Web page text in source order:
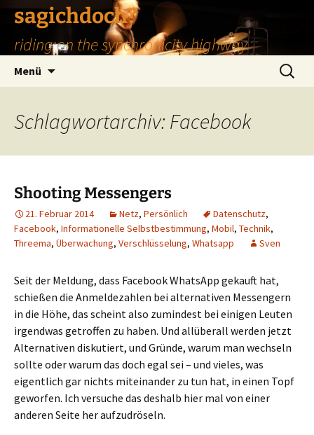
Zum
Inhalt
springen
sagichdoch?
riding on the synchronicity highway
Menü
Suchen
nach:
Schlagwortarchiv: Facebook
Shooting Messengers
21. Februar 2014 Netz, Persönlich Datenschutz,
Facebook, Informationelle Selbstbestimmung, Mobil, Technik,
Threema, Überwachung, Verschlüsselung, Whatsapp Sven
Seit der Meldung, dass Facebook WhatsApp gekauft hat,
schießen die Anmeldezahlen bei alternativen Messengern
in die Höhe, das scheint also zumindest bei einigen Leuten
irgendwas getroffen zu haben. Und allüberall werden jetzt
Alternativen diskutiert, und Gründe, warum man wechseln
sollte oder warum das doch egal sei – und vieles, was
eigentlich gar nichts miteinander zu tun hat, in einen Topf
geworfen. Ich versuche das deshalb hier mal von einer
anderen Seite her aufzudröseln.